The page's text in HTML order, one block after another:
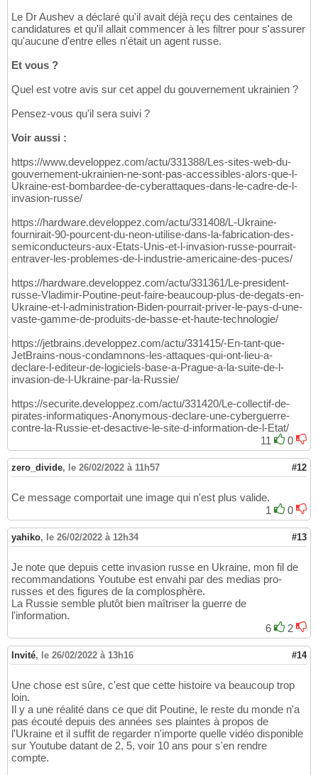
Le Dr Aushev a déclaré qu'il avait déjà reçu des centaines de
candidatures et qu'il allait commencer à les filtrer pour s'assurer
qu'aucune d'entre elles n'était un agent russe.
Et vous ?
Quel est votre avis sur cet appel du gouvernement ukrainien ?
Pensez-vous qu'il sera suivi ?
Voir aussi :
https://www.developpez.com/actu/331388/Les-sites-web-du-
gouvernement-ukrainien-ne-sont-pas-accessibles-alors-que-l-
Ukraine-est-bombardee-de-cyberattaques-dans-le-cadre-de-l-
invasion-russe/
https://hardware.developpez.com/actu/331408/L-Ukraine-
fournirait-90-pourcent-du-neon-utilise-dans-la-fabrication-des-
semiconducteurs-aux-Etats-Unis-et-l-invasion-russe-pourrait-
entraver-les-problemes-de-l-industrie-americaine-des-puces/
https://hardware.developpez.com/actu/331361/Le-president-
russe-Vladimir-Poutine-peut-faire-beaucoup-plus-de-degats-en-
Ukraine-et-l-administration-Biden-pourrait-priver-le-pays-d-une-
vaste-gamme-de-produits-de-basse-et-haute-technologie/
https://jetbrains.developpez.com/actu/331415/-En-tant-que-
JetBrains-nous-condamnons-les-attaques-qui-ont-lieu-a-
declare-l-editeur-de-logiciels-base-a-Prague-a-la-suite-de-l-
invasion-de-l-Ukraine-par-la-Russie/
https://securite.developpez.com/actu/331420/Le-collectif-de-
pirates-informatiques-Anonymous-declare-une-cyberguerre-
contre-la-Russie-et-desactive-le-site-d-information-de-l-Etat/
11
0
zero_divide, le 26/02/2022 à 11h57 #12
Ce message comportait une image qui n'est plus valide.
1
0
yahiko, le 26/02/2022 à 12h34 #13
Je note que depuis cette invasion russe en Ukraine, mon fil de
recommandations Youtube est envahi par des medias pro-
russes et des figures de la complosphère.
La Russie semble plutôt bien maîtriser la guerre de
l'information.
6
2
Invité, le 26/02/2022 à 13h16 #14
Une chose est sûre, c'est que cette histoire va beaucoup trop
loin.
Il y a une réalité dans ce que dit Poutine, le reste du monde n'a
pas écouté depuis des années ses plaintes à propos de
l'Ukraine et il suffit de regarder n'importe quelle vidéo disponible
sur Youtube datant de 2, 5, voir 10 ans pour s'en rendre
compte.